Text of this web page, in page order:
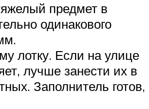
предмет в
одинакового
лотку. Если на улице
лучше занести их в
Заполнитель готов,